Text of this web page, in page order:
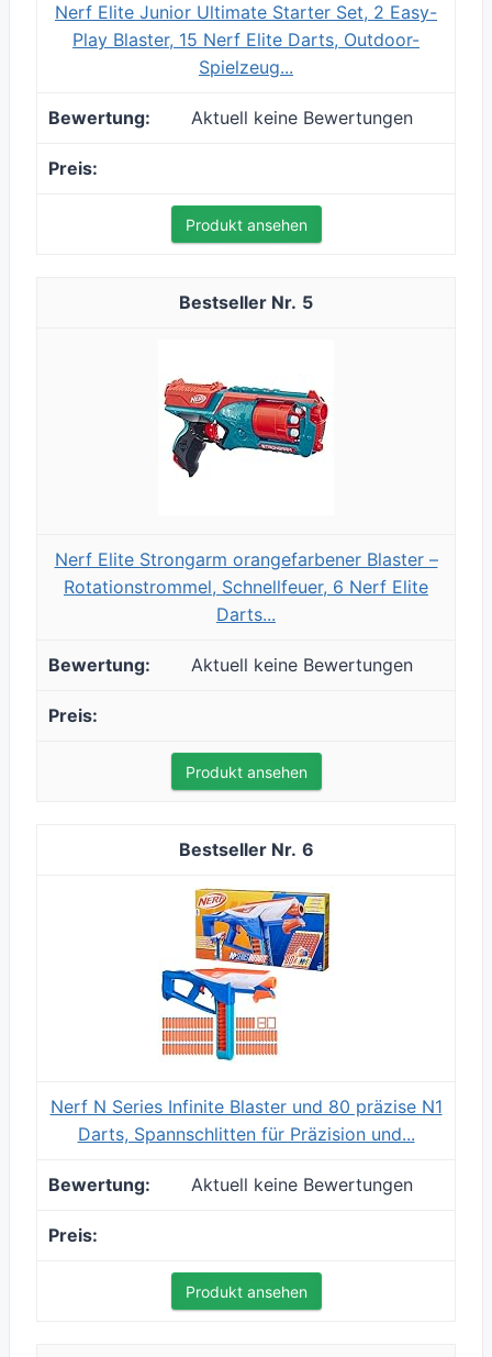
Nerf Elite Junior Ultimate Starter Set, 2 Easy-
Play Blaster, 15 Nerf Elite Darts, Outdoor-
Spielzeug...
Aktuell keine Bewertungen
Produkt ansehen
5
Nerf Elite Strongarm orangefarbener Blaster –
Rotationstrommel, Schnellfeuer, 6 Nerf Elite
Darts...
Aktuell keine Bewertungen
Produkt ansehen
6
Nerf N Series Infinite Blaster und 80 präzise N1
Darts, Spannschlitten für Präzision und...
Aktuell keine Bewertungen
Produkt ansehen